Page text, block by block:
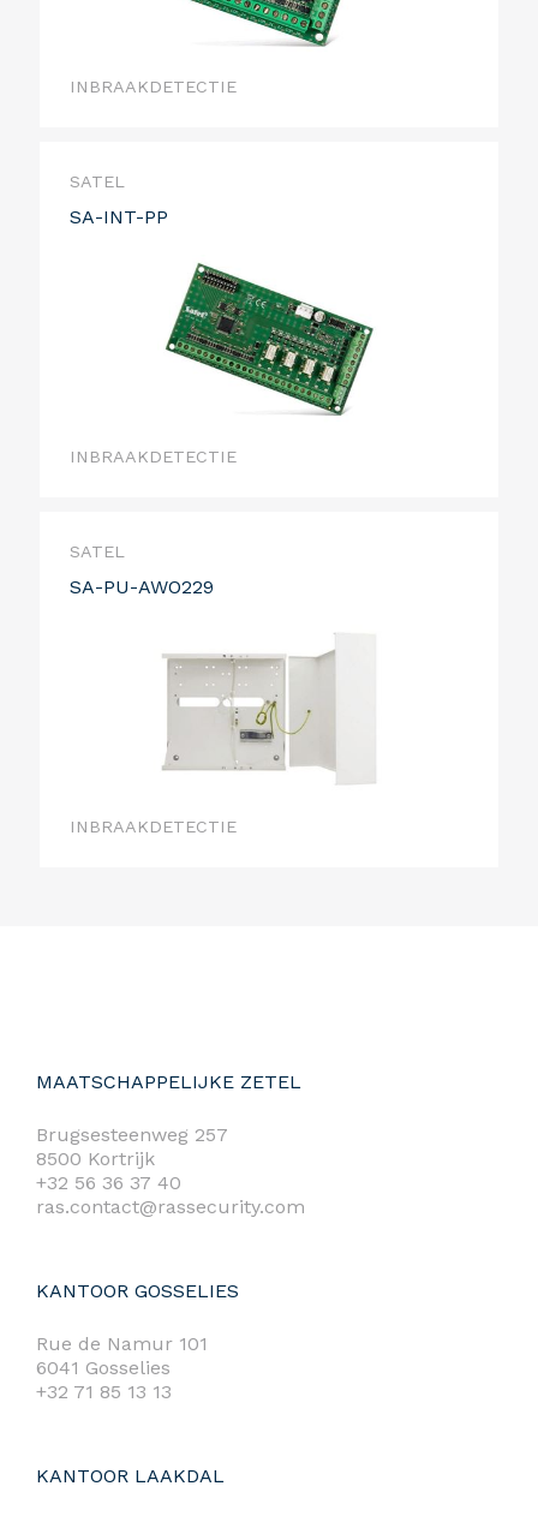
INBRAAKDETECTIE
SATEL
SA-INT-PP
INBRAAKDETECTIE
SATEL
SA-PU-AWO229
INBRAAKDETECTIE
MAATSCHAPPELIJKE ZETEL
Brugsesteenweg 257
8500 Kortrijk
+32 56 36 37 40
ras.contact@rassecurity.com
KANTOOR GOSSELIES
Rue de Namur 101
6041 Gosselies
+32 71 85 13 13
KANTOOR LAAKDAL